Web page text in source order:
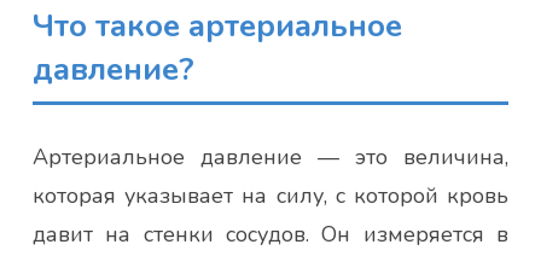
Что такое артериальное
давление?
Артериальное давление — это величина,
которая указывает на силу, с которой кровь
давит на стенки сосудов. Он измеряется в